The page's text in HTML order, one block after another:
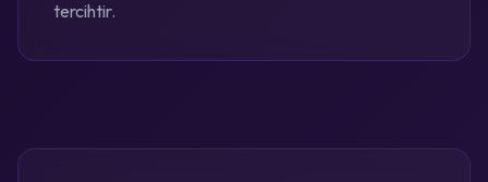
tercihtir.